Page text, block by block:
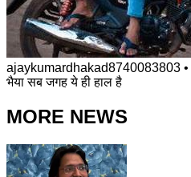
ajaykumardhakad8740083803 •
भैया सब जगह ये ही हाल है
MORE NEWS